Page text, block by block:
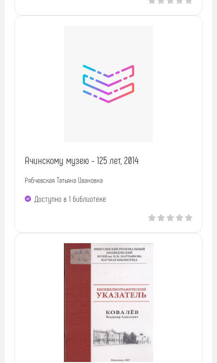
Ачинскому музею - 125 лет, 2014
Рябчевская Татьяна Ивановна
Доступно в 1 библиотекe